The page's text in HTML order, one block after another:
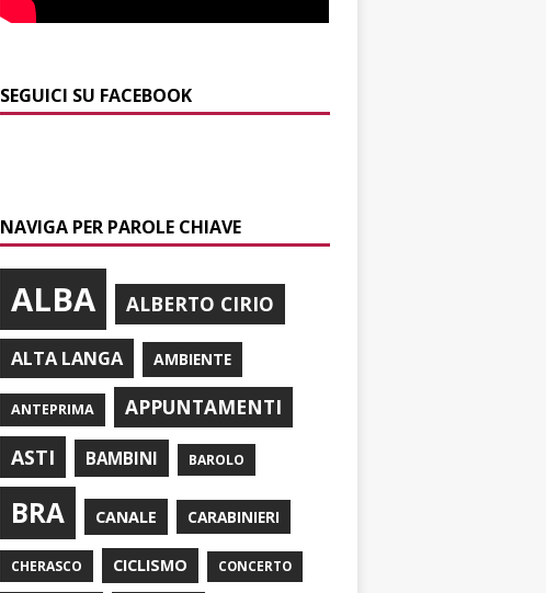
SEGUICI SU FACEBOOK
NAVIGA PER PAROLE CHIAVE
ALBA ALBERTO CIRIO
ALTA LANGA AMBIENTE
ANTEPRIMA
APPUNTAMENTI
ASTI
BAMBINI BAROLO
BRA CANALE CARABINIERI
CHERASCO CICLISMO CONCERTO